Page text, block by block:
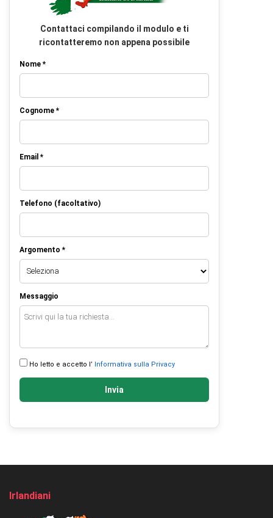
Contattaci compilando il modulo e ti
ricontatteremo non appena possibile
Nome *
Cognome *
Email *
Telefono (facoltativo)
Argomento *
Messaggio
Ho letto e accetto l’ Informativa sulla Privacy
Invia
Irlandiani